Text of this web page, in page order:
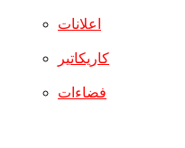
اعلانات
كاريكاتير
فضاءات